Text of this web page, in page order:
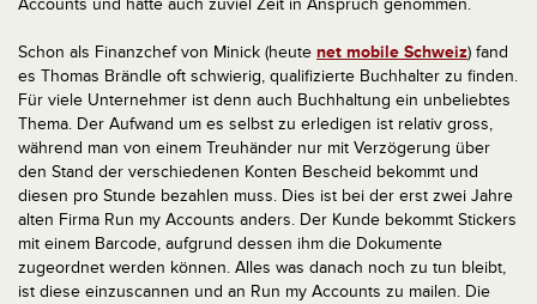
Accounts und hätte auch zuviel Zeit in Anspruch genommen.
Schon als Finanzchef von Minick (heute net mobile Schweiz) fand
es Thomas Brändle oft schwierig, qualifizierte Buchhalter zu finden.
Für viele Unternehmer ist denn auch Buchhaltung ein unbeliebtes
Thema. Der Aufwand um es selbst zu erledigen ist relativ gross,
während man von einem Treuhänder nur mit Verzögerung über
den Stand der verschiedenen Konten Bescheid bekommt und
diesen pro Stunde bezahlen muss. Dies ist bei der erst zwei Jahre
alten Firma Run my Accounts anders. Der Kunde bekommt Stickers
mit einem Barcode, aufgrund dessen ihm die Dokumente
zugeordnet werden können. Alles was danach noch zu tun bleibt,
ist diese einzuscannen und an Run my Accounts zu mailen. Die